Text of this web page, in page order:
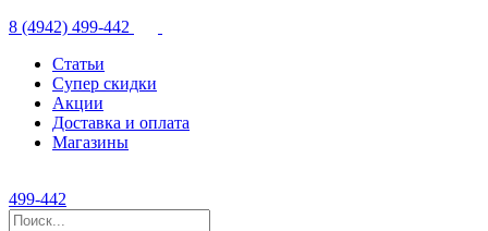
8 (4942) 499-442
Статьи
Супер скидки
Акции
Доставка и оплата
Магазины
499-442